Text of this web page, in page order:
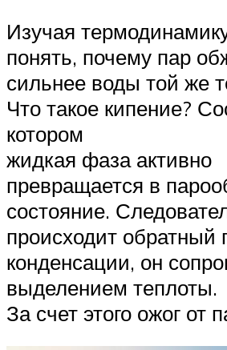
Изучая
понять, почему пар
сильнее воды той же
Что такое кипение?
котором
жидкая фаза активно
превращается в
состояние.
происходит обратный
конденсации, он
выделением теплоты.
За счет этого ожог от